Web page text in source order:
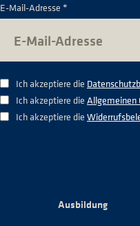
E-Mail-Adresse *
Ich akzeptiere die
Ich akzeptiere die Allgemeinen
Ich akzeptiere die
Ausbildung